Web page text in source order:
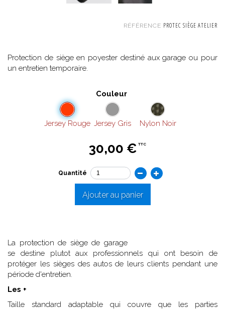
RÉFÉRENCE PROTEC SIÈGE ATELIER
Protection de siège en poyester destiné aux garage ou pour
un entretien temporaire.
Couleur
Jersey Rouge Jersey Gris Nylon Noir
30,00 € TTC
Quantité
Ajouter au panier
La protection de siège de garage
se destine plutot aux professionnels qui ont besoin de
protéger les sièges des autos de leurs clients pendant une
période d'entretien.
Les +
Taille standard adaptable qui couvre que les parties